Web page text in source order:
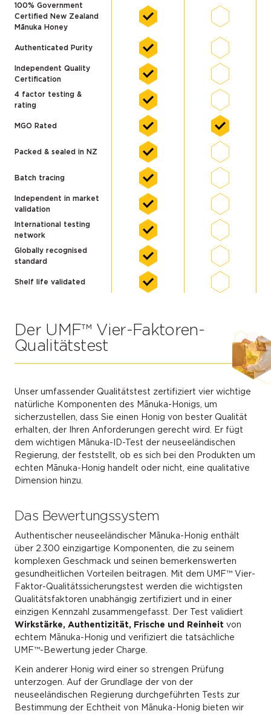
100% Government
Certified New Zealand
Mānuka Honey
Authenticated Purity
Independent Quality
Certification
4 factor testing &
rating
MGO Rated
Packed & sealed in NZ
Batch tracing
Independent in market
validation
International testing
network
Globally recognised
standard
Shelf life validated
Der UMF™ Vier-Faktoren-
Qualitätstest
Unser umfassender Qualitätstest zertifiziert vier wichtige
natürliche Komponenten des Mānuka-Honigs, um
sicherzustellen, dass Sie einen Honig von bester Qualität
erhalten, der Ihren Anforderungen gerecht wird. Er fügt
dem wichtigen Mānuka-ID-Test der neuseeländischen
Regierung, der feststellt, ob es sich bei den Produkten um
echten Mānuka-Honig handelt oder nicht, eine qualitative
Dimension hinzu.
Das Bewertungssystem
Authentischer neuseeländischer Mānuka-Honig enthält
über 2.300 einzigartige Komponenten, die zu seinem
komplexen Geschmack und seinen bemerkenswerten
gesundheitlichen Vorteilen beitragen. Mit dem UMF™ Vier-
Faktor-Qualitätssicherungstest werden die wichtigsten
Qualitätsfaktoren unabhängig zertifiziert und in einer
einzigen Kennzahl zusammengefasst. Der Test validiert
Wirkstärke, Authentizität, Frische und Reinheit von
echtem Mānuka-Honig und verifiziert die tatsächliche
UMF™-Bewertung jeder Charge.
Kein anderer Honig wird einer so strengen Prüfung
unterzogen. Auf der Grundlage der von der
neuseeländischen Regierung durchgeführten Tests zur
Bestimmung der Echtheit von Mānuka-Honig bieten wir